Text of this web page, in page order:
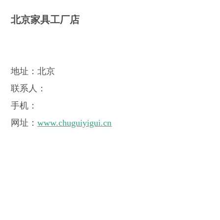
北京家具工厂店
地址：北京
联系人：
手机：
网址：www.chuguiyigui.cn